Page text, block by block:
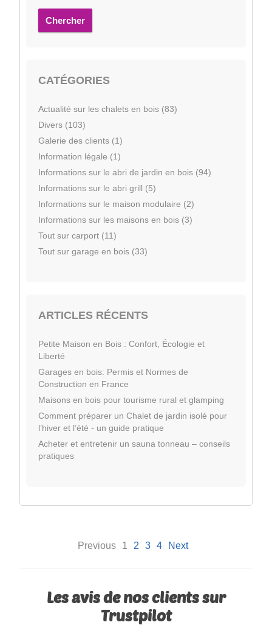
Chercher
CATÉGORIES
Actualité sur les chalets en bois (83)
Divers (103)
Galerie des clients (1)
Information légale (1)
Informations sur le abri de jardin en bois (94)
Informations sur le abri grill (5)
Informations sur le maison modulaire (2)
Informations sur les maisons en bois (3)
Tout sur carport (11)
Tout sur garage en bois (33)
ARTICLES RÉCENTS
Petite Maison en Bois : Confort, Écologie et
Liberté
Garages en bois: Permis et Normes de
Construction en France
Maisons en bois pour tourisme rural et glamping
Comment préparer un Chalet de jardin isolé pour
l’hiver et l’été - un guide pratique
Acheter et entretenir un sauna tonneau – conseils
pratiques
Previous 1 2 3 4 Next
Les avis de nos clients sur
Trustpilot